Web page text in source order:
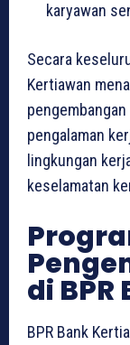
karyawan
Secara
Kertiawan
pengalaman
lingkungan
keselamatan
di
BPR Bank